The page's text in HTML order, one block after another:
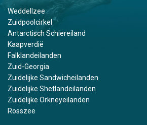
Weddellzee
Zuidpoolcirkel
Antarctisch Schiereiland
Kaapverdië
Falklandeilanden
Zuid-Georgia
Zuidelijke Sandwicheilanden
Zuidelijke Shetlandeilanden
Zuidelijke Orkneyeilanden
Rosszee